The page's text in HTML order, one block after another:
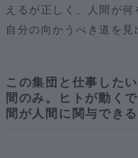
えるが正しく、人間が
自分の向かうべき道を見
この集団と仕事した
間のみ。ヒトが動く
間が人間に関与でき